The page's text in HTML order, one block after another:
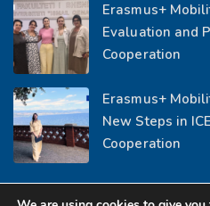
Erasmus+
Evaluation and
Cooperation
Erasmus+
New Steps in
Cooperation